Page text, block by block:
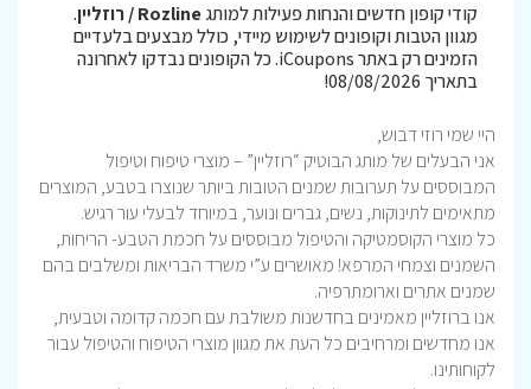
קודי קופון חדשים והנחות פעילות למותגRozline / רוזליין
.
מגוון הטבות וקופונים לשימוש מיידי, כולל מבצעים בלעדיים
הזמינים רק באתר iCoupons. כל הקופונים נבדקו לאחרונה
בתאריך 08/08/2026!
היי שמי רוזי דבוש,
אני הבעלים של מותג הבוטיק “רוזליין” – מוצרי טיפוח וטיפול
המבוססים על תערובות שמנים הטובות ביותר שנוצרו בטבע, המוצרים
מתאימים לתינוקות, נשים, גברים ונוער, במיוחד לבעלי עור רגיש.
כל מוצרי הקוסמטיקה והטיפול מבוססים על חכמת הטבע- הריחות,
השמנים וצמחי המרפא! מאושרים ע”י משרד הבריאות ומשלבים בהם
שמנים אתרים וארומתרפיה.
אנו ברוזליין מאמינים בחדשנות משולבת עם חכמה קדומה וטבעית,
אנו מחדשים ומרחיבים כל העת את מגוון מוצרי הטיפוח והטיפול עבור
לקוחותינו.